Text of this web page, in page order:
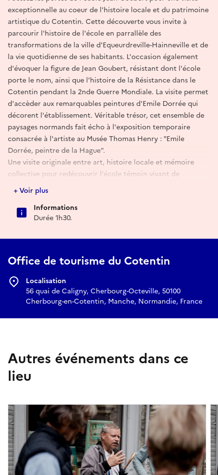
exceptionnelle au coeur de l'histoire locale et du patrimoine
artistique du Cotentin. Cette découverte vous invite à
parcourir l'histoire de l'école en parrallèle des
transformations de la ville d'Equeurdreville-Hainneville et de
la vie quotidienne de ses habitants. L'occasion également
d'évoquer la figure de Jean Goubert, résistant dont l'école
porte le nom, ainsi que l'histoire de la Résistance dans le
Cotentin pendant la 2nde Guerre Mondiale. La visite permet
d'accèder aux remarquables peintures d'Emile Dorrée qui
décorent l'établissement. Véritable trésor, cet ensemble de
paysages normands fait écho à l'exposition temporaire
consacrée à l'artiste au Musée Thomas Henry : "Emile
Dorrée, peintre de la Hague".
Une visite originale entre art, histoire locale et mémoire
collective pour redécouvrir l'école témoin vivant de
l'histoire d'une ville.
+ Voir plus
Informations
Durée 1h30.
Office de tourisme du Cotentin
Localisation
56 quai de Caligny, Cherbourg-Octeville, 50100
Cherbourg-en-Cotentin, Manche, Normandie, France
Autres événements dans ce
lieu